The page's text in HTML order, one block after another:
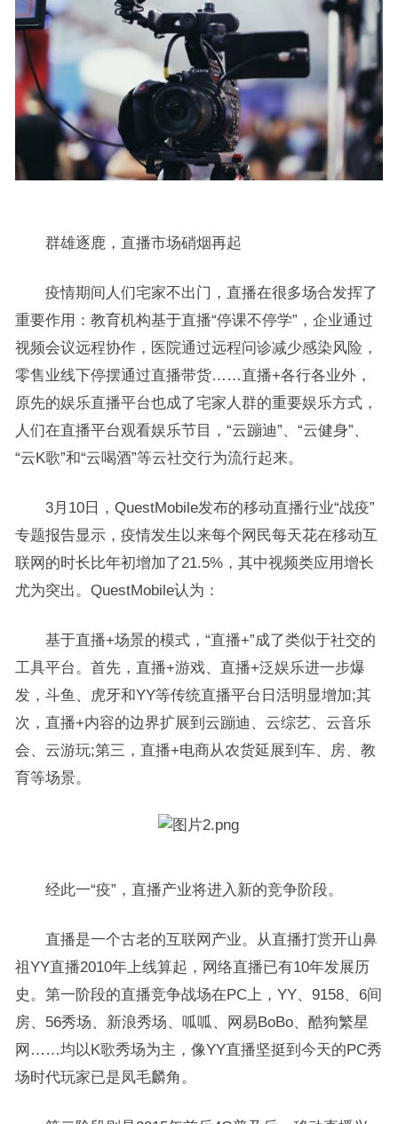
群雄逐鹿，直播市场硝烟再起
疫情期间人们宅家不出门，直播在很多场合发挥了
重要作用：教育机构基于直播“停课不停学”，企业通过
视频会议远程协作，医院通过远程问诊减少感染风险，
零售业线下停摆通过直播带货……直播+各行各业外，
原先的娱乐直播平台也成了宅家人群的重要娱乐方式，
人们在直播平台观看娱乐节目，“云蹦迪”、“云健身”、
“云K歌”和“云喝酒”等云社交行为流行起来。
3月10日，QuestMobile发布的移动直播行业“战疫”
专题报告显示，疫情发生以来每个网民每天花在移动互
联网的时长比年初增加了21.5%，其中视频类应用增长
尤为突出。QuestMobile认为：
基于直播+场景的模式，“直播+”成了类似于社交的
工具平台。首先，直播+游戏、直播+泛娱乐进一步爆
发，斗鱼、虎牙和YY等传统直播平台日活明显增加;其
次，直播+内容的边界扩展到云蹦迪、云综艺、云音乐
会、云游玩;第三，直播+电商从农货延展到车、房、教
育等场景。
经此一“疫”，直播产业将进入新的竞争阶段。
直播是一个古老的互联网产业。从直播打赏开山鼻
祖YY直播2010年上线算起，网络直播已有10年发展历
史。第一阶段的直播竞争战场在PC上，YY、9158、6间
房、56秀场、新浪秀场、呱呱、网易BoBo、酷狗繁星
网……均以K歌秀场为主，像YY直播坚挺到今天的PC秀
场时代玩家已是凤毛麟角。